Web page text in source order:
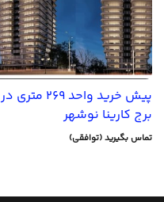
پیش خرید واحد 269 متری در
برج کارینا نوشهر
تماس بگیرید (توافقی)